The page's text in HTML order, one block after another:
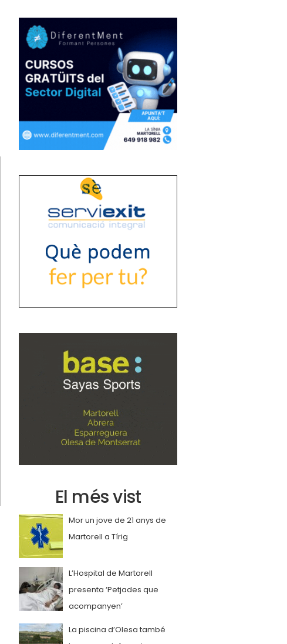
El més vist
Mor un jove de 21 anys de
Martorell a Tírig
L’Hospital de Martorell
presenta ‘Petjades que
acompanyen’
La piscina d’Olesa també